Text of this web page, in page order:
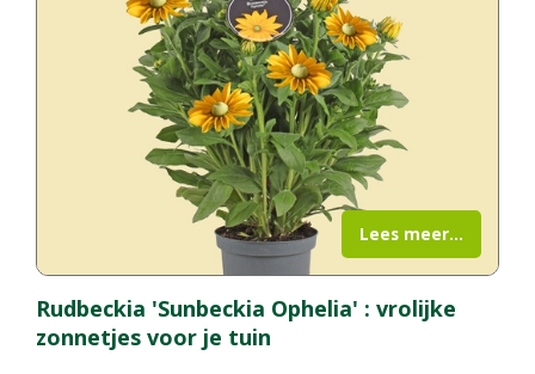
Rudbeckia 'Sunbeckia Ophelia' : vrolijke
zonnetjes voor je tuin
Lees meer...